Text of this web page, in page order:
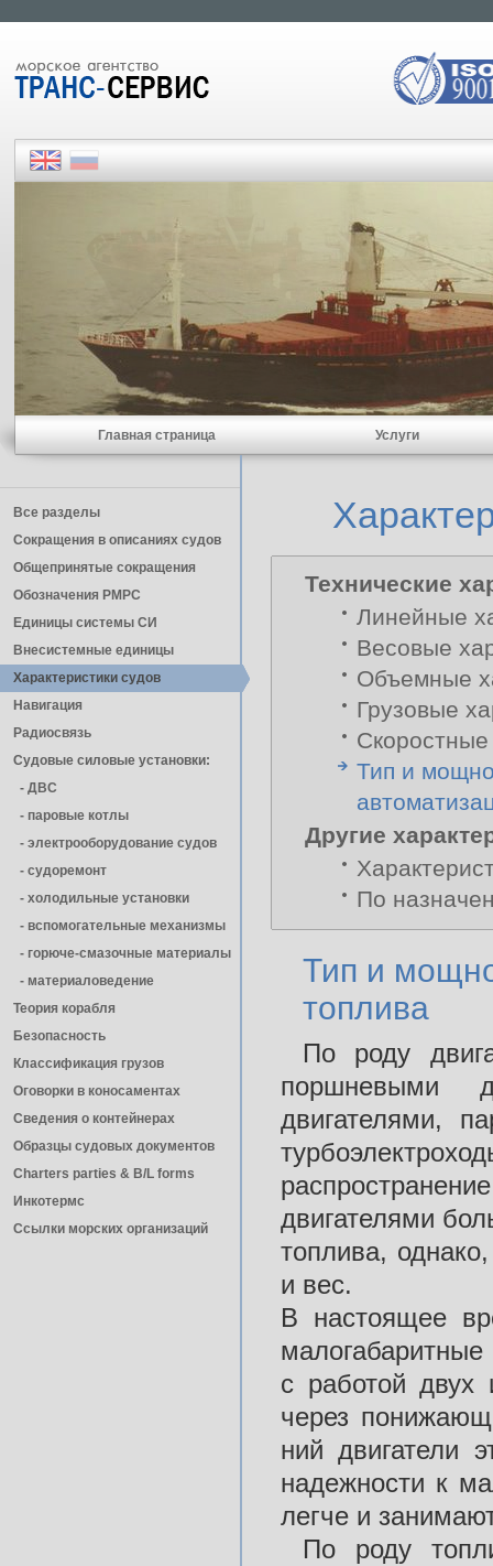
Главная страница Услуги
Все разделы
Сокращения в описаниях судов
Общепринятые сокращения
Обозначения РМРС
Единицы cистемы СИ
Внесистемные единицы
Характеристики судов
Навигация
Радиосвязь
Судовые силовые установки:
- ДВС
- паровые котлы
- электрооборудование судов
- cудоремонт
- холодильные установки
- вспомогательные механизмы
- горюче-смазочные материалы
- материаловедение
Теория корабля
Безопасность
Классификация грузов
Оговорки в коносаментах
Сведения о контейнерах
Образцы судовых документов
Charters parties & B/L forms
Инкотермс
Ссылки морских организаций
Технические
Линейные
Весовые
Объемные
Грузовые
Скоростные
Тип и
Другие
По
Тип и
топлива
По роду
поршневыми
двигателями,
двигателями
топлива,
и вес.
В настоящее
малогабаритные
с работой двух
через
ний двигатели
надежности к
легче и
По роду